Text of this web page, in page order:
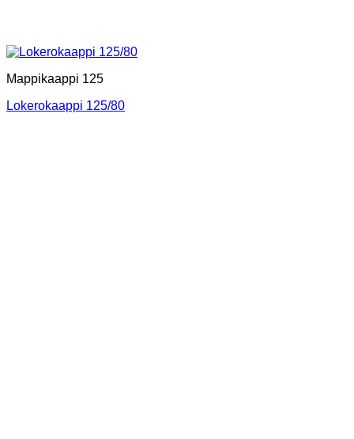
Mappikaappi 125
Lokerokaappi 125/80